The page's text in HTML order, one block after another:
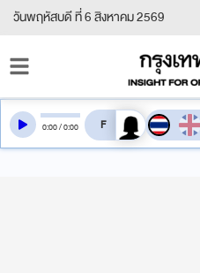
วันพฤหัสบดี ที่ 6 สิงหาคม 2569
0:00/0:00 สลับเสียงอ่าน